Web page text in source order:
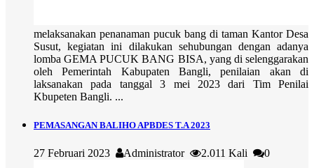
melaksanakan penanaman pucuk bang di taman Kantor Desa
Susut, kegiatan ini dilakukan sehubungan dengan adanya
lomba GEMA PUCUK BANG BISA, yang di selenggarakan
oleh Pemerintah Kabupaten Bangli, penilaian akan di
laksanakan pada tanggal 3 mei 2023 dari Tim Penilai
Kbupeten Bangli. ...
PEMASANGAN BALIHO APBDES T.A 2023
27 Februari 2023 Administrator 2.011 Kali 0